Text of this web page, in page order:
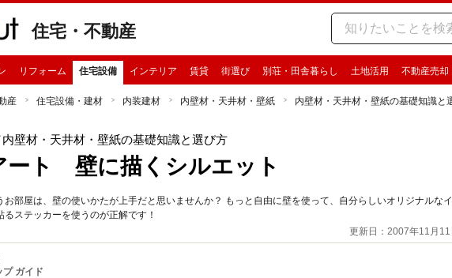
住宅・不動産
リフォーム 住宅設備 インテリア 賃貸 街選び 別荘・田舎暮らし 土地活用 不動産売却
産 住宅設備・建材 内装建材 内壁材・天井材・壁紙 内壁材・天井材・壁紙の基礎知識と
内壁材・天井材・壁紙の基礎知識と選び方
ート 壁に描くシルエット
部屋は、壁の使いかたが上手だと思いませんか？ もっと自由に壁を使って、自分らしいオリジナルなイ
ステッカーを使うのが正解です！
更新日：2007年11月11
プ ガイド